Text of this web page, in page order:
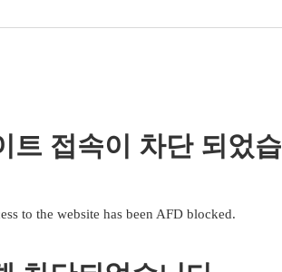
트 접속이 차단 되었
to the website has been AFD blocked.